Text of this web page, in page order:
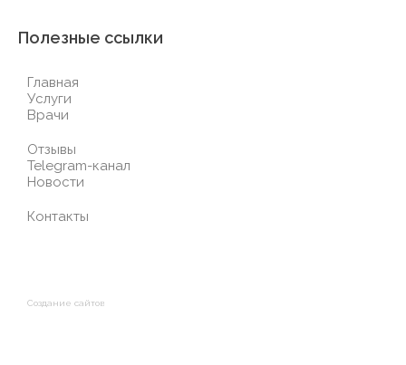
Полезные ссылки
Главная
Услуги
Врачи
Отзывы
Telegram-канал
Новости
Контакты
Создание сайтов